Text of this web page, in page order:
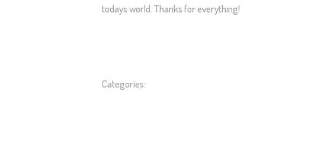
todays world. Thanks for everything!
Categories: